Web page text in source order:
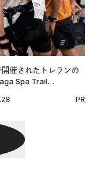
催されたトレランの
Spa Trail
ランナーたちの奮闘PR